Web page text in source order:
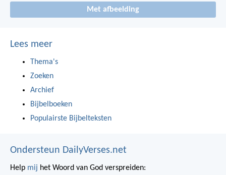
Met afbeelding
Lees meer
Thema's
Zoeken
Archief
Bijbelboeken
Populairste Bijbelteksten
Ondersteun DailyVerses.net
Help mij het Woord van God verspreiden: